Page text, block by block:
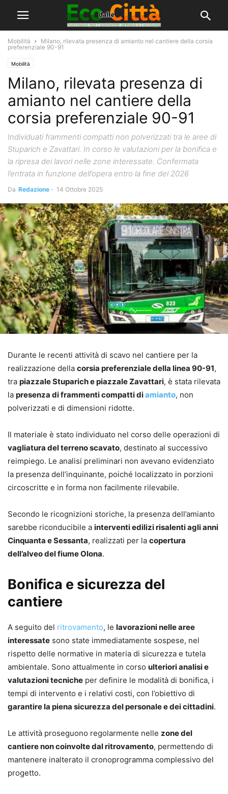
Mobilità
Milano, rilevata presenza di amianto nel cantiere della corsia
preferenziale 90-91
Mobilità
Milano, rilevata presenza di
amianto nel cantiere della
corsia preferenziale 90-91
Individuati frammenti compatti non polverizzati tra le aree di
Stuparich e Zavattari. In corso le valutazioni per la bonifica e
la ripresa dei lavori nelle zone interessate. Confermata
l’entrata in funzione dell’opera entro la fine del 2026
Da Redazione - 14 Ottobre 2025
Durante le recenti attività di scavo nel cantiere per la
realizzazione della corsia preferenziale della linea 90-91,
tra piazzale Stuparich e piazzale Zavattari, è stata rilevata
la presenza di frammenti compatti diamianto, non
polverizzati e di dimensioni ridotte.
Il materiale è stato individuato nel corso delle operazioni di
vagliatura del terreno scavato, destinato al successivo
reimpiego. Le analisi preliminari non avevano evidenziato
la presenza dell’inquinante, poiché localizzato in porzioni
circoscritte e in forma non facilmente rilevabile.
Secondo le ricognizioni storiche, la presenza dell’amianto
sarebbe riconducibile a interventi edilizi risalenti agli anni
Cinquanta e Sessanta, realizzati per la copertura
dell’alveo del fiume Olona.
Bonifica e sicurezza del
cantiere
A seguito del ritrovamento, le lavorazioni nelle aree
interessate sono state immediatamente sospese, nel
rispetto delle normative in materia di sicurezza e tutela
ambientale. Sono attualmente in corso ulteriori analisi e
valutazioni tecniche per definire le modalità di bonifica, i
tempi di intervento e i relativi costi, con l’obiettivo di
garantire la piena sicurezza del personale e dei cittadini.
Le attività proseguono regolarmente nelle zone del
cantiere non coinvolte dal ritrovamento, permettendo di
mantenere inalterato il cronoprogramma complessivo del
progetto.